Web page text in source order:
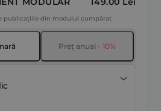
publicațiile din modulul cumpărat
Preț anual - 10%